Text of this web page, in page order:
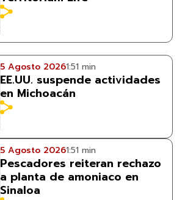
5 Agosto 20261:51 min
EE.UU. suspende actividades
en Michoacán
5 Agosto 20261:51 min
Pescadores reiteran rechazo
a planta de amoniaco en
Sinaloa